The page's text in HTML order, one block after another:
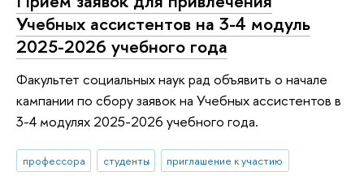
Учебных ассистентов на 3-4 модуль
2025-2026 учебного года
Факультет социальных наук рад объявить о начале
кампании по сбору заявок на Учебных ассистентов в
3-4 модулях 2025-2026 учебного года.
профессора студенты приглашение к участию